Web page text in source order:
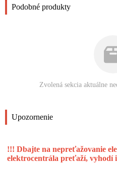
Podobné produkty
Zvolená sekcia aktuálne
Upozornenie
!!! Dbajte na nepreťažovanie
elektrocentrála preťaží, vyhodí